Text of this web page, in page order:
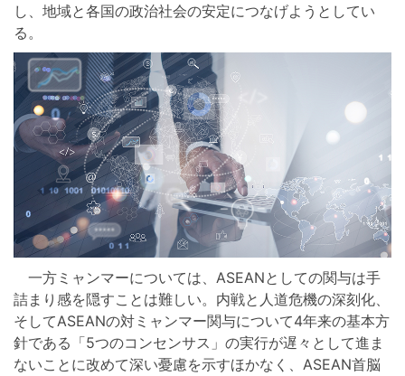
し、地域と各国の政治社会の安定につなげようとしてい
る。
一方ミャンマーについては、ASEANとしての関与は手
詰まり感を隠すことは難しい。内戦と人道危機の深刻化、
そしてASEANの対ミャンマー関与について4年来の基本方
針である「5つのコンセンサス」の実行が遅々として進ま
ないことに改めて深い憂慮を示すほかなく、ASEAN首脳